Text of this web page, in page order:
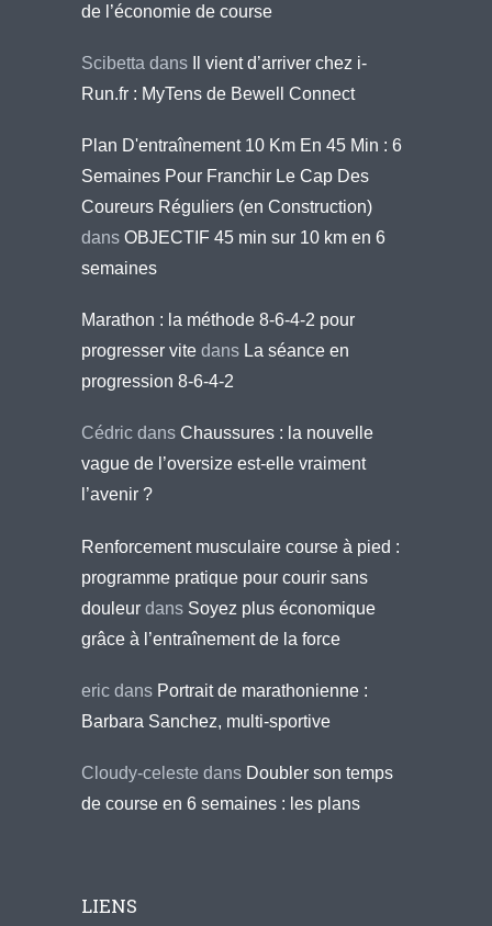
de l’économie de course
Scibetta dans
Il vient d’arriver chez i-
Run.fr : MyTens de Bewell Connect
Plan D'entraînement 10 Km En 45 Min : 6
Semaines Pour Franchir Le Cap Des
Coureurs Réguliers (en Construction)
dans OBJECTIF 45 min sur 10 km en 6
semaines
Marathon : la méthode 8-6-4-2 pour
progresser vite dans La séance en
progression 8-6-4-2
Cédric dans Chaussures : la nouvelle
vague de l’oversize est-elle vraiment
l’avenir ?
Renforcement musculaire course à pied :
programme pratique pour courir sans
douleur dans Soyez plus économique
grâce à l’entraînement de la force
eric dans Portrait de marathonienne :
Barbara Sanchez, multi-sportive
Cloudy-celeste dans Doubler son temps
de course en 6 semaines : les plans
LIENS